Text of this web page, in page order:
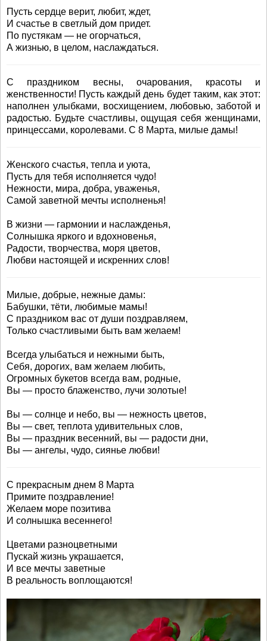
Пусть сердце верит, любит, ждет,
И счастье в светлый дом придет.
По пустякам — не огорчаться,
А жизнью, в целом, наслаждаться.
С праздником весны, очарования, красоты и
женственности! Пусть каждый день будет таким, как этот:
наполнен улыбками, восхищением, любовью, заботой и
радостью. Будьте счастливы, ощущая себя женщинами,
принцессами, королевами. С 8 Марта, милые дамы!
Женского счастья, тепла и уюта,
Пусть для тебя исполняется чудо!
Нежности, мира, добра, уваженья,
Самой заветной мечты исполненья!
В жизни — гармонии и наслажденья,
Солнышка яркого и вдохновенья,
Радости, творчества, моря цветов,
Любви настоящей и искренних слов!
Милые, добрые, нежные дамы:
Бабушки, тёти, любимые мамы!
С праздником вас от души поздравляем,
Только счастливыми быть вам желаем!
Всегда улыбаться и нежными быть,
Себя, дорогих, вам желаем любить,
Огромных букетов всегда вам, родные,
Вы — просто блаженство, лучи золотые!
Вы — солнце и небо, вы — нежность цветов,
Вы — свет, теплота удивительных слов,
Вы — праздник весенний, вы — радости дни,
Вы — ангелы, чудо, сиянье любви!
С прекрасным днем 8 Марта
Примите поздравление!
Желаем море позитива
И солнышка весеннего!
Цветами разноцветными
Пускай жизнь украшается,
И все мечты заветные
В реальность воплощаются!